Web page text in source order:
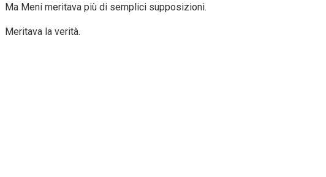
Ma Meni meritava più di semplici supposizioni.
Meritava la verità.